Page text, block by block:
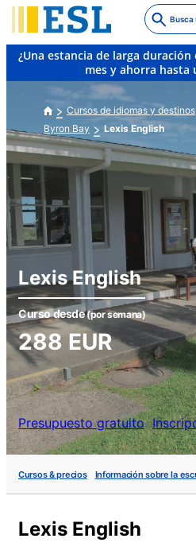
to
main
content
Busca
¿Una estancia de larga duración
mes y ahorra hasta
Cursos de idiomas y destinos
Byron Bay
Lexis English
Lexis English
Curso desde(por semana)
288EUR
Presupuesto gratuito
Cursos & precios Información sobre la
Lexis English